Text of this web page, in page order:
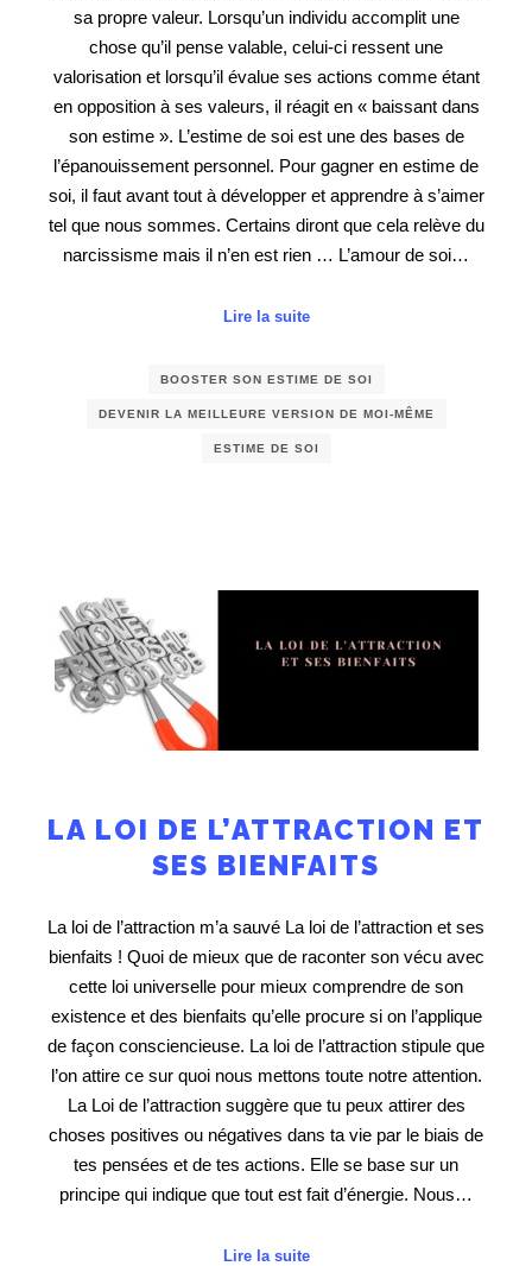
sa propre valeur. Lorsqu’un individu accomplit une
chose qu’il pense valable, celui-ci ressent une
valorisation et lorsqu’il évalue ses actions comme étant
en opposition à ses valeurs, il réagit en « baissant dans
son estime ». L’estime de soi est une des bases de
l’épanouissement personnel. Pour gagner en estime de
soi, il faut avant tout à développer et apprendre à s’aimer
tel que nous sommes. Certains diront que cela relève du
narcissisme mais il n’en est rien … L’amour de soi…
Lire la suite
BOOSTER SON ESTIME DE SOI
DEVENIR LA MEILLEURE VERSION DE MOI-MÊME
ESTIME DE SOI
LA LOI DE L’ATTRACTION ET
SES BIENFAITS
La loi de l’attraction m’a sauvé La loi de l’attraction et ses
bienfaits ! Quoi de mieux que de raconter son vécu avec
cette loi universelle pour mieux comprendre de son
existence et des bienfaits qu’elle procure si on l’applique
de façon consciencieuse. La loi de l’attraction stipule que
l’on attire ce sur quoi nous mettons toute notre attention.
La Loi de l’attraction suggère que tu peux attirer des
choses positives ou négatives dans ta vie par le biais de
tes pensées et de tes actions. Elle se base sur un
principe qui indique que tout est fait d’énergie. Nous…
Lire la suite